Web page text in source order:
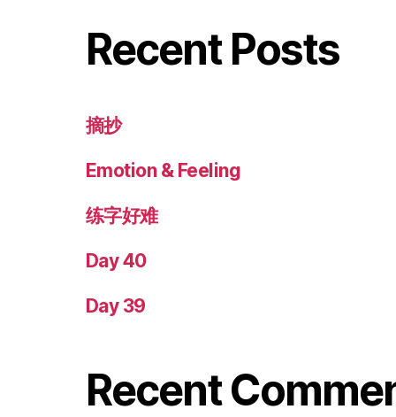
Recent Posts
摘抄
Emotion & Feeling
练字好难
Day 40
Day 39
Recent